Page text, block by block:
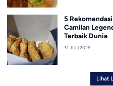
5
Camilan
Terbaik Dunia
31 JULI 2026
Lihat